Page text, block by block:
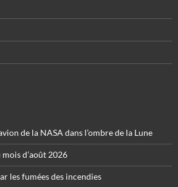
de la NASA dans l’ombre de la Lune
d’août 2026
les fumées des incendies